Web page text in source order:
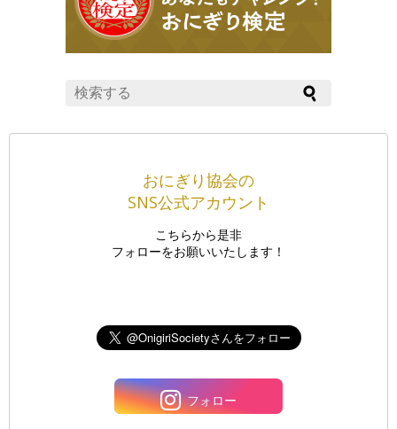
おにぎり協会の
SNS公式アカウント
こちらから是非
フォローをお願いいたします！
フォロー